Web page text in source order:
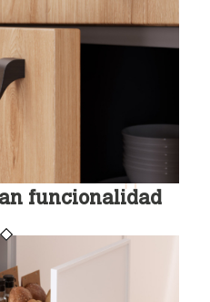
funcionalidad